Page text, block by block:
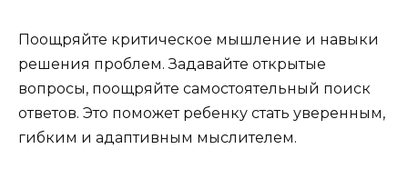
Поощряйте критическое мышление и навыки
решения проблем. Задавайте открытые
вопросы, поощряйте самостоятельный поиск
ответов. Это поможет ребенку стать уверенным,
гибким и адаптивным мыслителем.